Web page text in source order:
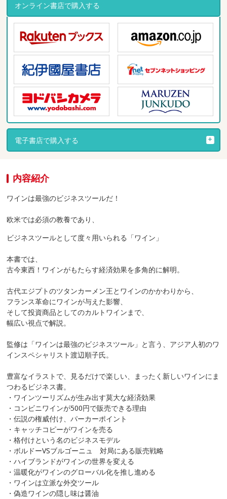
オンライン書店で購入する
電子書店で購入する
内容紹介
ワインは最強のビジネスツールだ！
欧米では必須の教養であり、
ビジネスツールとして度々用いられる「ワイン」
本書では、
古今東西！ワインがもたらす経済効果を多角的に解明。
古代エジプトのツタンカーメン王とワインのかかわりから、
フランス革命にワインが与えた影響、
そして投資商品としてのカルトワインまで、
幅広い視点で解説。
監修は「ワインは最強のビジネスツール」と言う、アジア人初のワ
インスペシャリスト渡辺順子氏。
豊富なイラストで、見るだけで楽しい、まったく新しいワインにま
つわるビジネス書。
・ワインツーリズムが生み出す莫大な経済効果
・コンビニワインが500円で販売できる理由
・伝説の権威付け、パーカーポイント
・キャッチコピーがワインを売る
・格付けという名のビジネスモデル
・ボルドーVSブルゴーニュ 対局にある販売戦略
・ハイブランドがワインの世界を変える
・温暖化がワインのグローバル化を推し進める
・ワインは立派な外交ツール
・偽造ワインの隠し味は醤油